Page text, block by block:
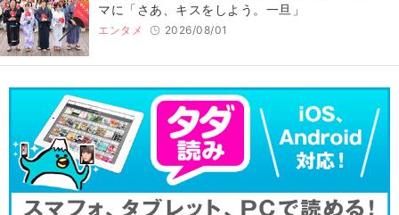
マに「さあ、キスをしよう。一旦」
エンタメ 2026/08/01